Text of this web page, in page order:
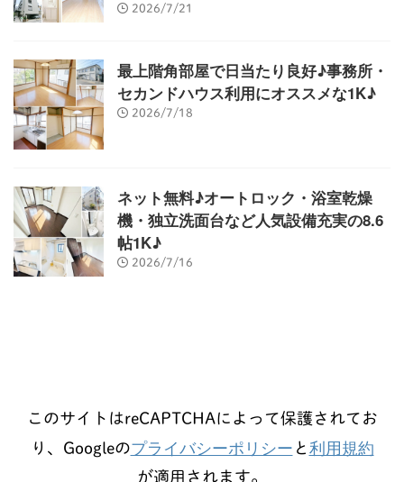
2026/7/21
最上階角部屋で日当たり良好♪事務所・
セカンドハウス利用にオススメな1K♪
2026/7/18
ネット無料♪オートロック・浴室乾燥
機・独立洗面台など人気設備充実の8.6
帖1K♪
2026/7/16
このサイトはreCAPTCHAによって保護されてお
り、Googleのプライバシーポリシー と 利用規約
が適用されます。